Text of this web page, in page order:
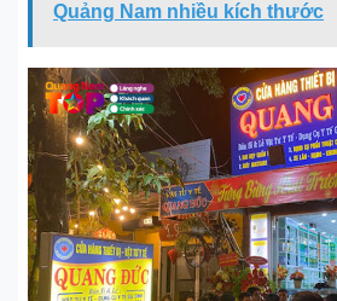
Quảng Nam nhiều kích thước